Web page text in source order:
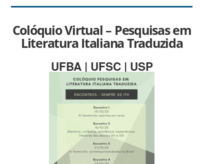
Colóquio Virtual – Pesquisas em
Literatura Italiana Traduzida
UFBA | UFSC | USP